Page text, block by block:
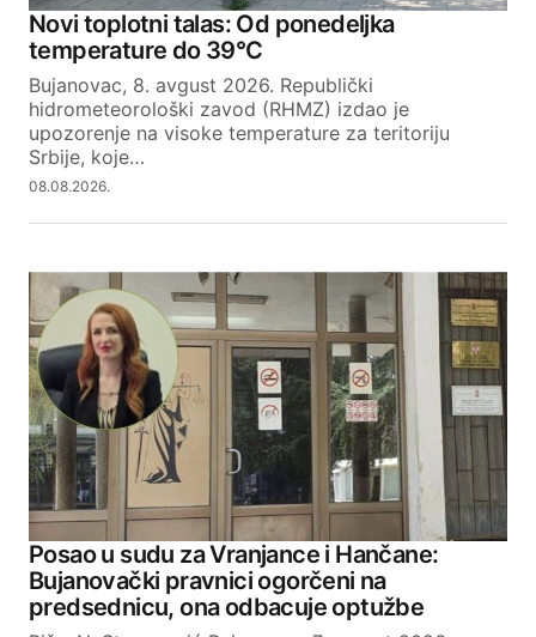
Novi toplotni talas: Od ponedeljka
temperature do 39°C
Bujanovac, 8. avgust 2026. Republički
hidrometeorološki zavod (RHMZ) izdao je
upozorenje na visoke temperature za teritoriju
Srbije, koje…
08.08.2026.
Posao u sudu za Vranjance i Hančane:
Bujanovački pravnici ogorčeni na
predsednicu, ona odbacuje optužbe